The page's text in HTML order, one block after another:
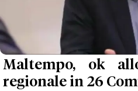
Maltempo, ok
regionale in 26